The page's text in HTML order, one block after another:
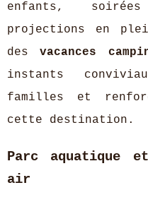
enfants,
projections en
desvacances
instants
familles et
cette destination.
Parc aquatique
air